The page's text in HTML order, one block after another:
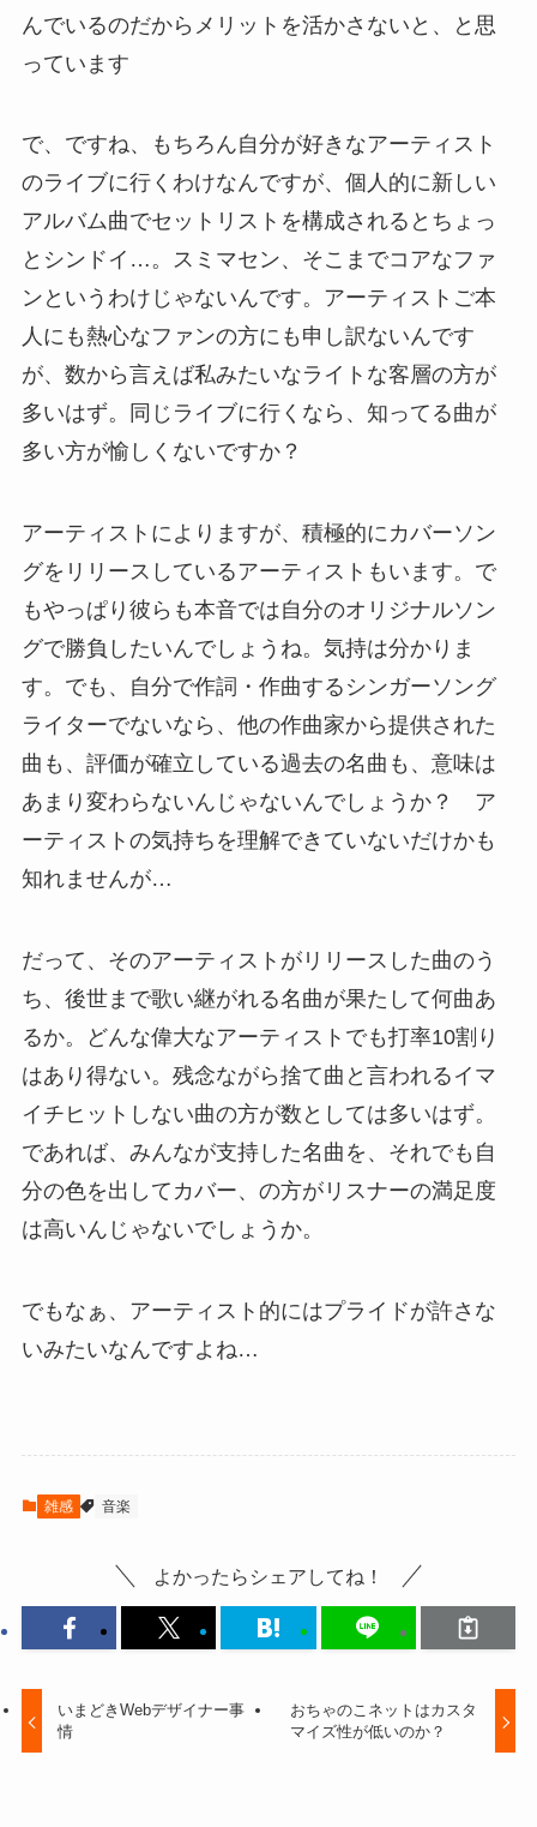
んでいるのだからメリットを活かさないと、と思
っています
で、ですね、もちろん自分が好きなアーティスト
のライブに行くわけなんですが、個人的に新しい
アルバム曲でセットリストを構成されるとちょっ
とシンドイ…。スミマセン、そこまでコアなファ
ンというわけじゃないんです。アーティストご本
人にも熱心なファンの方にも申し訳ないんです
が、数から言えば私みたいなライトな客層の方が
多いはず。同じライブに行くなら、知ってる曲が
多い方が愉しくないですか？
アーティストによりますが、積極的にカバーソン
グをリリースしているアーティストもいます。で
もやっぱり彼らも本音では自分のオリジナルソン
グで勝負したいんでしょうね。気持は分かりま
す。でも、自分で作詞・作曲するシンガーソング
ライターでないなら、他の作曲家から提供された
曲も、評価が確立している過去の名曲も、意味は
あまり変わらないんじゃないんでしょうか？ ア
ーティストの気持ちを理解できていないだけかも
知れませんが…
だって、そのアーティストがリリースした曲のう
ち、後世まで歌い継がれる名曲が果たして何曲あ
るか。どんな偉大なアーティストでも打率10割り
はあり得ない。残念ながら捨て曲と言われるイマ
イチヒットしない曲の方が数としては多いはず。
であれば、みんなが支持した名曲を、それでも自
分の色を出してカバー、の方がリスナーの満足度
は高いんじゃないでしょうか。
でもなぁ、アーティスト的にはプライドが許さな
いみたいなんですよね…
雑感 音楽
よかったらシェアしてね！
いまどきWebデザイナー事
情
おちゃのこネットはカスタ
マイズ性が低いのか？